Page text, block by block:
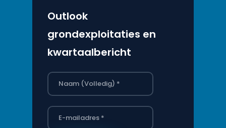
Outlook
grondexploitaties en
kwartaalbericht